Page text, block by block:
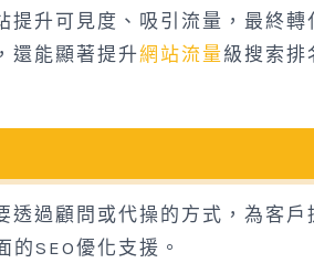
提升可見度、吸引流量，最終轉
還能顯著提升網站流量級搜索排
透過顧問或代操的方式，為客戶
SEO優化支援。